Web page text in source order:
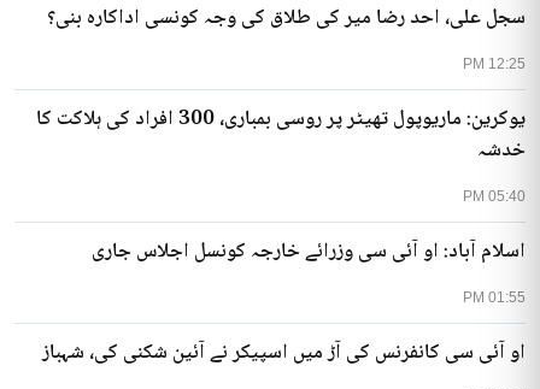
12:25 PM
سجل علی، احد رضا میر کی طلاق کی وجہ کونسی اداکارہ بنی؟
05:40 PM
یوکرین: ماریوپول تھیٹر پر روسی بمباری، 300 افراد کی ہلاکت کا
خدشہ
01:55 PM
اسلام آباد: او آئی سی وزرائے خارجہ کونسل اجلاس جاری
او آئی سی کانفرنس کی آڑ میں اسپیکر نے آئین شکنی کی، شہباز